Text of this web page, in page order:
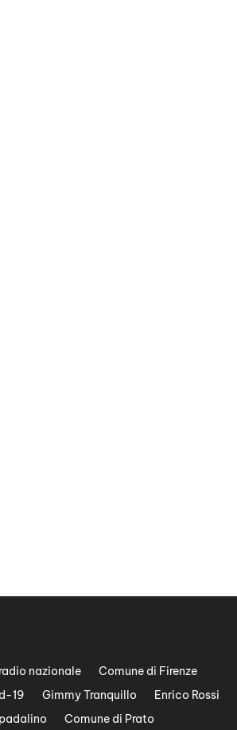
nazionale
Comune di Firenze
19 Gimmy Tranquillo
Enrico Rossi
Comune di Prato